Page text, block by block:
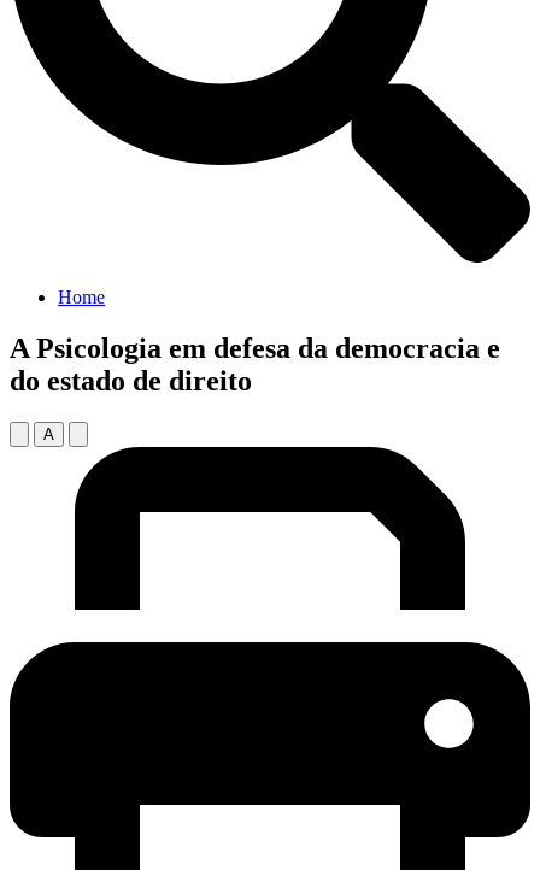
Home
A Psicologia em defesa da democracia e
do estado de direito
A